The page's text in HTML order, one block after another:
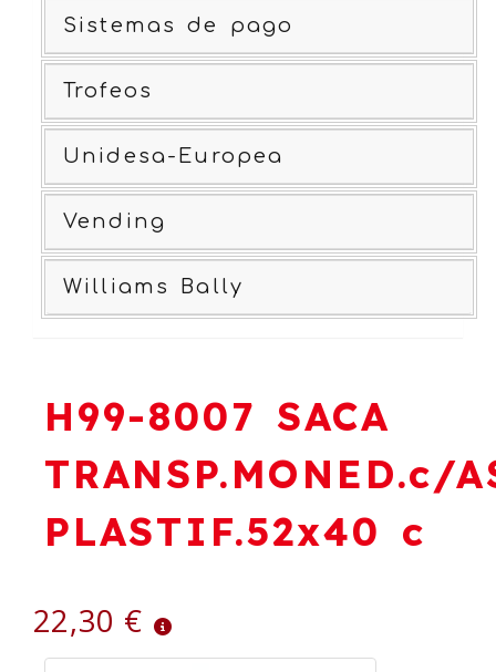
Sistemas de pago
Trofeos
Unidesa-Europea
Vending
Williams Bally
H99-8007 SACA
TRANSP.MONED.c/
PLASTIF.52x40 c
22,30 €